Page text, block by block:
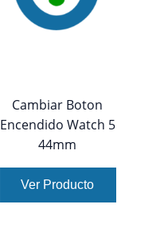
Cambiar Boton
Encendido Watch 5
44mm
Ver Producto